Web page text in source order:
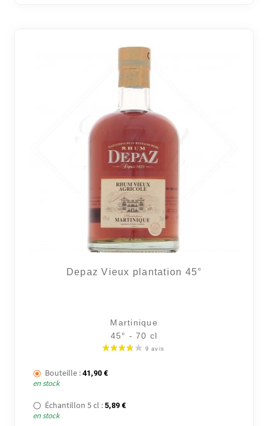
Depaz Vieux plantation 45°
Martinique
45° - 70 cl
Bouteille : 41,90 €
en stock
Échantillon 5 cl : 5,89 €
en stock